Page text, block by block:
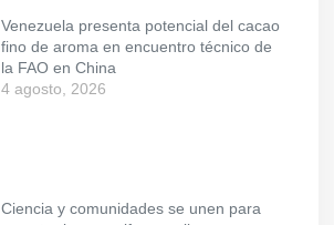
Venezuela presenta potencial del cacao
fino de aroma en encuentro técnico de
la FAO en China
4 agosto, 2026
Ciencia y comunidades se unen para